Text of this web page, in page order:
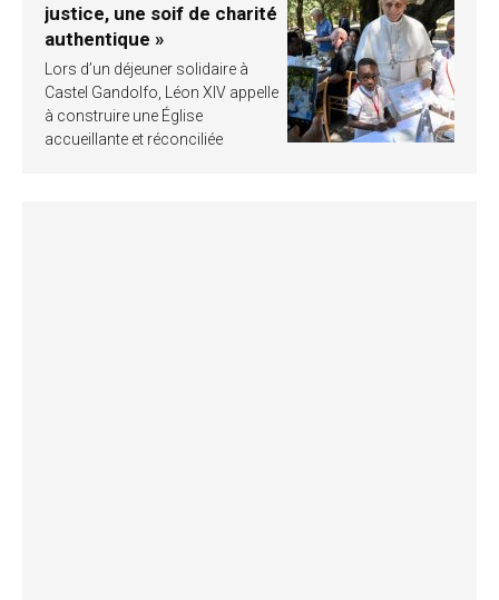
justice, une soif de charité
authentique »
Lors d’un déjeuner solidaire à
Castel Gandolfo, Léon XIV appelle
à construire une Église
accueillante et réconciliée